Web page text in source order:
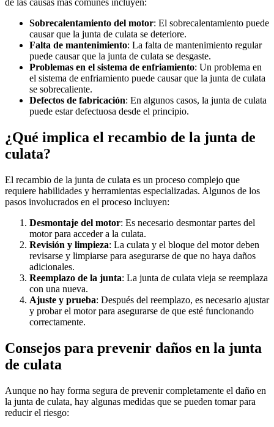
de las causas más comunes incluyen:
Sobrecalentamiento del motor: El sobrecalentamiento puede
causar que la junta de culata se deteriore.
Falta de mantenimiento: La falta de mantenimiento regular
puede causar que la junta de culata se desgaste.
Problemas en el sistema de enfriamiento: Un problema en
el sistema de enfriamiento puede causar que la junta de culata
se sobrecaliente.
Defectos de fabricación: En algunos casos, la junta de culata
puede estar defectuosa desde el principio.
¿Qué implica el recambio de la junta de
culata?
El recambio de la junta de culata es un proceso complejo que
requiere habilidades y herramientas especializadas. Algunos de los
pasos involucrados en el proceso incluyen:
Desmontaje del motor: Es necesario desmontar partes del
motor para acceder a la culata.
Revisión y limpieza: La culata y el bloque del motor deben
revisarse y limpiarse para asegurarse de que no haya daños
adicionales.
Reemplazo de la junta: La junta de culata vieja se reemplaza
con una nueva.
Ajuste y prueba: Después del reemplazo, es necesario ajustar
y probar el motor para asegurarse de que esté funcionando
correctamente.
Consejos para prevenir daños en la junta
de culata
Aunque no hay forma segura de prevenir completamente el daño en
la junta de culata, hay algunas medidas que se pueden tomar para
reducir el riesgo: